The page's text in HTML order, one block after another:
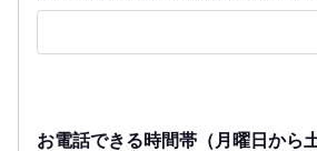
お電話できる時間帯（月曜日から